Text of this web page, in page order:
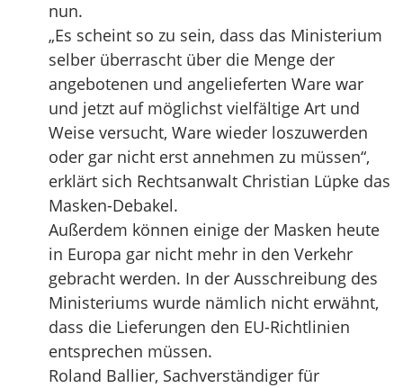
nun.
„Es scheint so zu sein, dass das Ministerium
selber überrascht über die Menge der
angebotenen und angelieferten Ware war
und jetzt auf möglichst vielfältige Art und
Weise versucht, Ware wieder loszuwerden
oder gar nicht erst annehmen zu müssen“,
erklärt sich Rechtsanwalt Christian Lüpke das
Masken-Debakel.
Außerdem können einige der Masken heute
in Europa gar nicht mehr in den Verkehr
gebracht werden. In der Ausschreibung des
Ministeriums wurde nämlich nicht erwähnt,
dass die Lieferungen den EU-Richtlinien
entsprechen müssen.
Roland Ballier, Sachverständiger für